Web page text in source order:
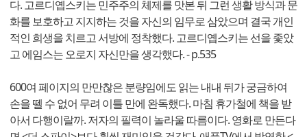
다. 고르디옙스키는 민주주의 체제를 맛본 뒤 그런 생활 방식과 문
화를 보호하고 지지하는 것을 자신의 임무로 삼았으며 결국 개인
적인 희생을 치르고 서방에 정착했다. 고르디옙스키는 선을 좇았
고 에임스는 오로지 자신만을 생각했다. - p.535
600여 페이지의 만만찮은 분량임에도 읽는 내내 뒤가 궁금하여
손을 뗄 수 없어 무려 이틀 만에 완독했다. 마침 휴가철에 책을 받
아서 다행이랄까. 저자의 필력이 놀라울 따름이다. 영화로 만든다